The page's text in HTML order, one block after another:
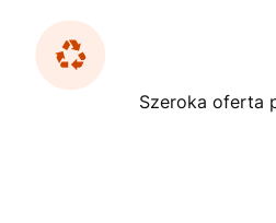
Szeroka oferta